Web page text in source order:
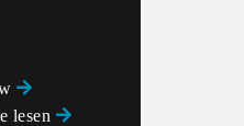
lesen